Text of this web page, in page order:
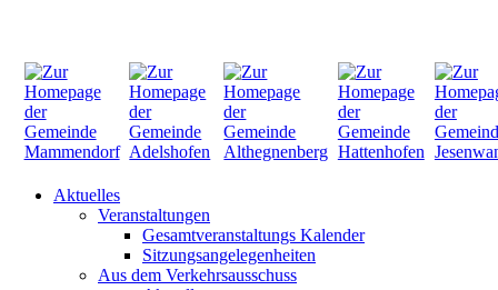
Aktuelles
Veranstaltungen
Gesamtveranstaltungs Kalender
Sitzungsangelegenheiten
Aus dem Verkehrsausschuss